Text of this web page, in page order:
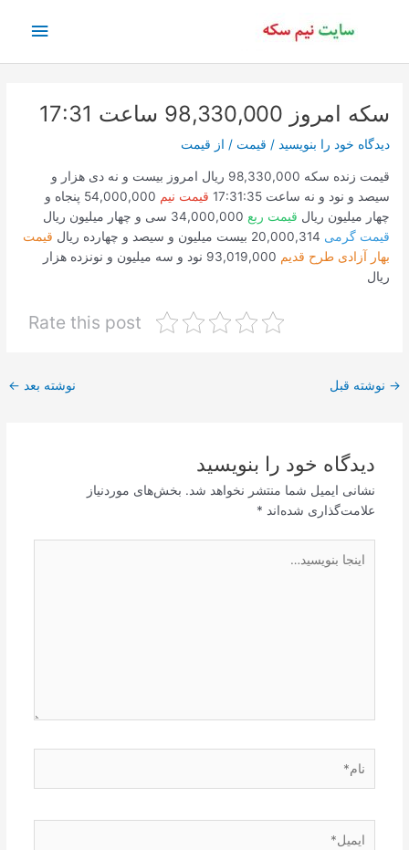
اصلی
سکه امروز 98,330,000 ساعت 17:31
دیدگاه‌ خود را بنویسید / قیمت / از قیمت
قیمت زنده سکه 98,330,000 ریال امروز بیست و نه دی هزار و
سیصد و نود و نه ساعت 17:31:35
قیمت نیم
54,000,000 پنجاه و
چهار میلیون ریال قیمت ربع 34,000,000 سی و چهار میلیون ریال
قیمت گرمی 20,000,314 بیست میلیون و سیصد و چهارده ریال
قیمت
بهار آزادی طرح قدیم
93,019,000 نود و سه میلیون و نونزده هزار
ریال
Rate this post
پیمایش
→ نوشته قبل نوشته بعد ←
دیدگاه‌ خود را بنویسید
نشانی ایمیل شما منتشر نخواهد شد. بخش‌های موردنیاز
علامت‌گذاری شده‌اند *
بنویسید…